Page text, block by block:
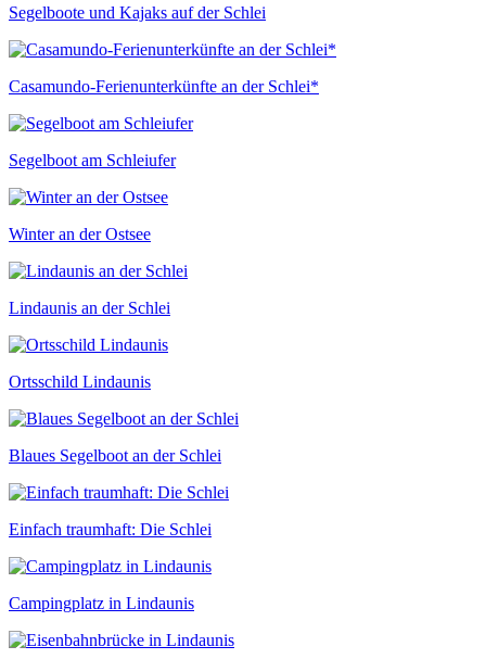
Segelboote und Kajaks auf der Schlei
Casamundo-Ferienunterkünfte an der Schlei*
Segelboot am Schleiufer
Winter an der Ostsee
Lindaunis an der Schlei
Ortsschild Lindaunis
Blaues Segelboot an der Schlei
Einfach traumhaft: Die Schlei
Campingplatz in Lindaunis